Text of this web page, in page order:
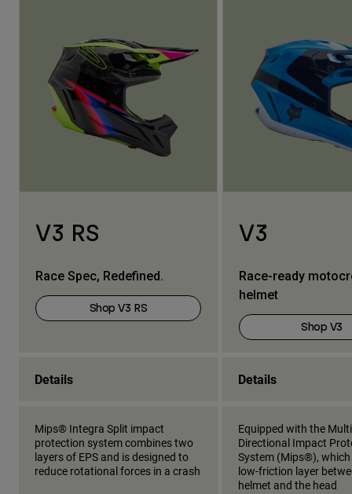
V3 RS
Race Spec, Redefined.
Shop V3 RS
V3
Race-ready
helmet
Shop V3
Details Details
Mips® Integra Split impact
protection system combines two
layers of EPS and is designed to
reduce rotational forces in a crash
Equipped with the
Directional Impact
System (Mips®),
low-friction layer
helmet and the head